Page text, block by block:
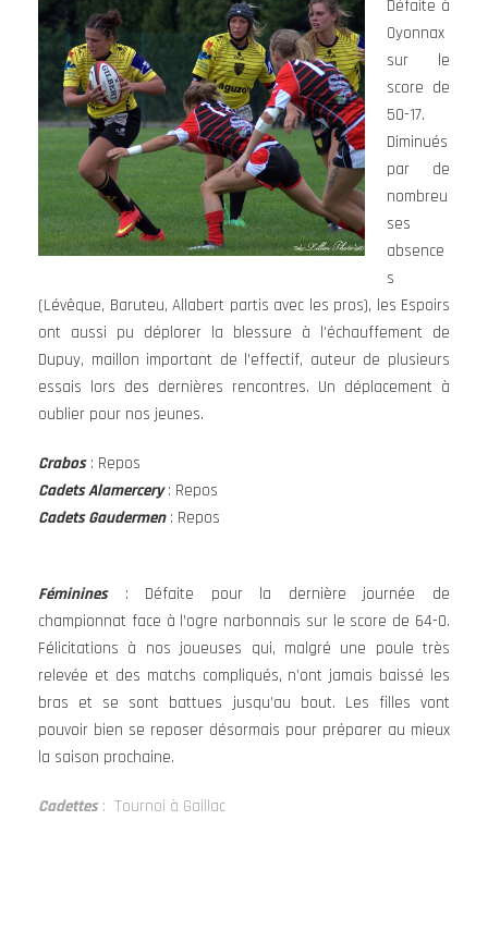
Défaite à
Oyonnax
sur le
score de
50-17.
Diminués
par de
nombreu
ses
absence
s
(Lévêque, Baruteu, Allabert partis avec les pros), les Espoirs
ont aussi pu déplorer la blessure à l’échauffement de
Dupuy, maillon important de l’effectif, auteur de plusieurs
essais lors des dernières rencontres. Un déplacement à
oublier pour nos jeunes.
Crabos: Repos
Cadets Alamercery: Repos
Cadets Gaudermen: Repos
Féminines: Défaite pour la dernière journée de
championnat face à l’ogre narbonnais sur le score de 64-0.
Félicitations à nos joueuses qui, malgré une poule très
relevée et des matchs compliqués, n’ont jamais baissé les
bras et se sont battues jusqu’au bout. Les filles vont
pouvoir bien se reposer désormais pour préparer au mieux
la saison prochaine.
Cadettes: Tournoi à Gaillac